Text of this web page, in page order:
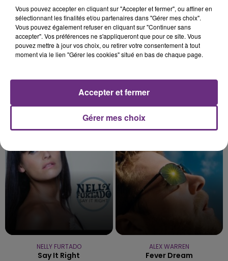
15h44
15h44
KELLY CLARKSON
15h42
15h42
JULIEN LIEB
NELLY FURTADO
Say It Right
ALEX WARREN
Fever Dream
Vous pouvez accepter en cliquant sur "Accepter et fermer", ou affiner en
sélectionnant les finalités et/ou partenaires dans "Gérer mes choix".
Vous pouvez également refuser en cliquant sur "Continuer sans
accepter". Vos préférences ne s'appliqueront que pour ce site. Vous
pouvez mettre à jour vos choix, ou retirer votre consentement à tout
moment via le lien "Gérer les cookies" situé en bas de chaque page.
Gérer mes choix
Accepter et fermer